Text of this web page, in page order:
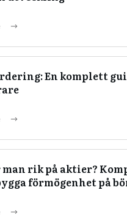
En komplett
rik på aktier?
förmögenhet på